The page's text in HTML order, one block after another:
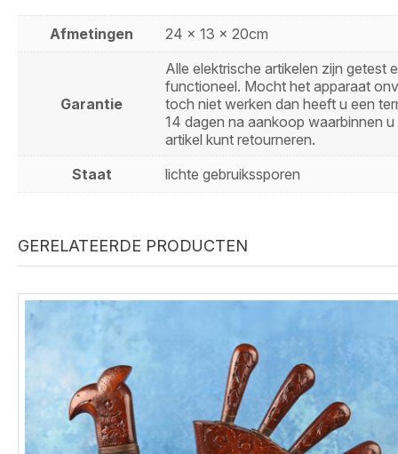
Afmetingen 24 x 13 x 20cm
Garantie
Alle elektrische artikelen zijn getest
functioneel. Mocht het apparaat
toch niet werken dan heeft u een
14 dagen na aankoop waarbinnen u
artikel kunt retourneren.
Staat
lichte gebruikssporen
GERELATEERDE PRODUCTEN